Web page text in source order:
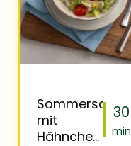
Sommersalat
mit
Hähnchen
30
min